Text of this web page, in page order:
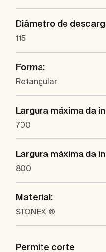
Diâmetro de
115
Forma:
Retangular
Largura máxima da
700
Largura máxima da
800
Material:
STONEX ®
Permite corte